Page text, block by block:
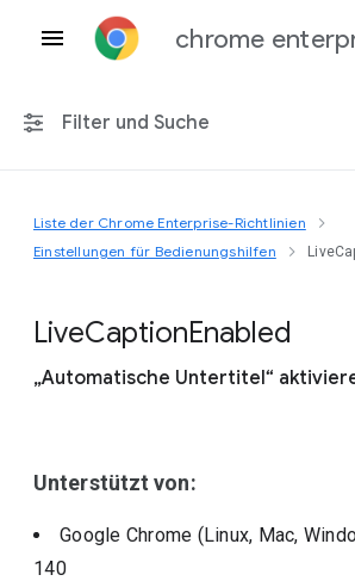
chrome
Filter und Suche
Alle Plattformen
Liste der Chrome Enterprise-Richtlinien
Einstellungen für Bedienungshilfen
LiveCaptionEnabled
„Automatische Untertitel“
Unterstützt von:
Google Chrome (Linux, Mac,
140